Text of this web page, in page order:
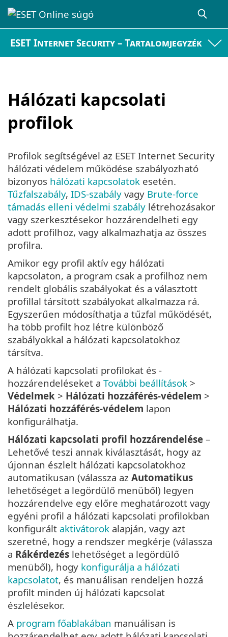
ESET Internet Security – Tartalomjegyzék
Hálózati kapcsolati
profilok
Profilok segítségével az ESET Internet Security
hálózati védelem működése szabályozható
bizonyos hálózati kapcsolatok esetén.
Tűzfalszabály, IDS-szabály vagy Brute-force
támadás elleni védelmi szabály létrehozásakor
vagy szerkesztésekor hozzárendelheti egy
adott profilhoz, vagy alkalmazhatja az összes
profilra.
Amikor egy profil aktív egy hálózati
kapcsolaton, a program csak a profilhoz nem
rendelt globális szabályokat és a választott
profillal társított szabályokat alkalmazza rá.
Egyszerűen módosíthatja a tűzfal működését,
ha több profilt hoz létre különböző
szabályokkal a hálózati kapcsolatokhoz
társítva.
A hálózati kapcsolati profilokat és -
hozzárendeléseket a További beállítások >
Védelmek > Hálózati hozzáférés-védelem >
Hálózati hozzáférés-védelem lapon
konfigurálhatja.
Hálózati kapcsolati profil hozzárendelése –
Lehetővé teszi annak kiválasztását, hogy az
újonnan észlelt hálózati kapcsolatokhoz
automatikusan (válassza az Automatikus
lehetőséget a legördülő menüből) legyen
hozzárendelve egy előre meghatározott vagy
egyéni profil a hálózati kapcsolati profilokban
konfigurált aktivátorok alapján, vagy azt
szeretné, hogy a rendszer megkérje (válassza
a Rákérdezés lehetőséget a legördülő
menüből), hogy konfigurálja a hálózati
kapcsolatot, és manuálisan rendeljen hozzá
profilt minden új hálózati kapcsolat
észlelésekor.
A program főablakában manuálisan is